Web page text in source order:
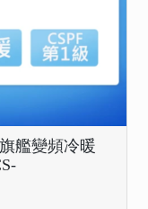
艦變頻冷暖